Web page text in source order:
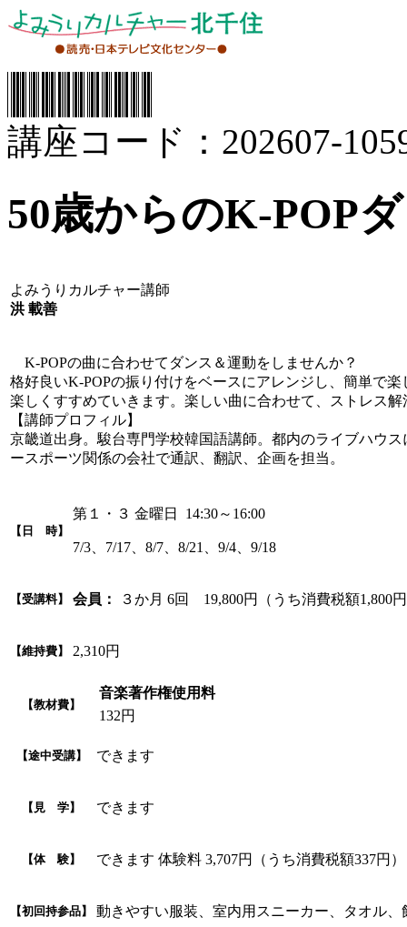
講座コード：202607-
50歳からのK-POP
よみうりカルチャー講師
洪 載善
K-POPの曲に合わせてダンス＆運動をしませんか？
格好良いK-POPの振り付けをベースにアレンジし、簡単で
楽しくすすめていきます。楽しい曲に合わせて、ストレス
【講師プロフィル】
京畿道出身。駿台専門学校韓国語講師。都内のライブハウ
ースポーツ関係の会社で通訳、翻訳、企画を担当。
【日 時】
第１・３ 金曜日 14:30～16:00
7/3、7/17、8/7、8/21、9/4、9/18
【受講料】 会員： ３か月 6回 19,800円（うち消費税額1,800
【維持費】 2,310円
【教材費】
音楽著作権使用料
132円
【途中受講】 できます
【見 学】 できます
【体 験】 できます 体験料 3,707円（うち消費税額337円）
【初回持参品】 動きやすい服装、室内用スニーカー、タオル、